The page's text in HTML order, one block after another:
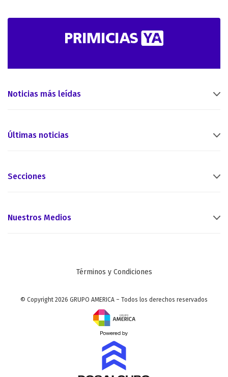
Noticias más leídas
Últimas noticias
Secciones
Nuestros Medios
Términos y Condiciones
© Copyright 2026 GRUPO AMERICA – Todos los derechos reservados